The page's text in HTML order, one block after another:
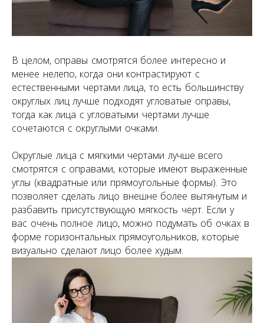
В целом, оправы смотрятся более интересно и
менее нелепо, когда они контрастируют с
естественными чертами лица, то есть большинству
округлых лиц лучше подходят угловатые оправы,
тогда как лица с угловатыми чертами лучше
сочетаются с округлыми очками.
Округлые лица с мягкими чертами лучше всего
смотрятся с оправами, которые имеют выраженные
углы (квадратные или прямоугольные формы). Это
позволяет сделать лицо внешне более вытянутым и
разбавить присутствующую мягкость черт. Если у
вас очень полное лицо, можно подумать об очках в
форме горизонтальных прямоугольников, которые
визуально сделают лицо более худым.